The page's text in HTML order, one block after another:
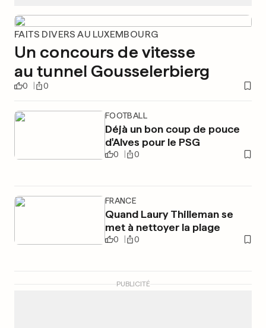
FAITS DIVERS AU LUXEMBOURG
Un concours de vitesse
au tunnel Gousselerbierg
0 0
FOOTBALL
Déjà un bon coup de pouce
d'Alves pour le PSG
0 0
FRANCE
Quand Laury Thilleman se
met à nettoyer la plage
0 0
PUBLICITÉ